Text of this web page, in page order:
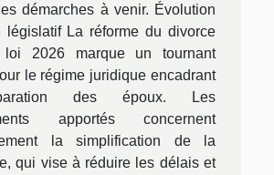
démarches à venir. Évolution
législatif La réforme du divorce
2026 marque un tournant
le régime juridique encadrant
des époux. Les
apportés concernent
la simplification de la
qui vise à réduire les délais et